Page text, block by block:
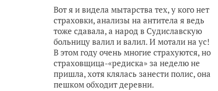
Вот я и видела мытарства тех, у кого нет
страховки, анализы на антитела я ведь
тоже сдавала, а народ в Судиславскую
больницу валил и валил. И мотали на ус!
В этом году очень многие страхуются, но
страховщица-«редиска» за неделю не
пришла, хотя клялась занести полис, она
пешком обходит деревни.